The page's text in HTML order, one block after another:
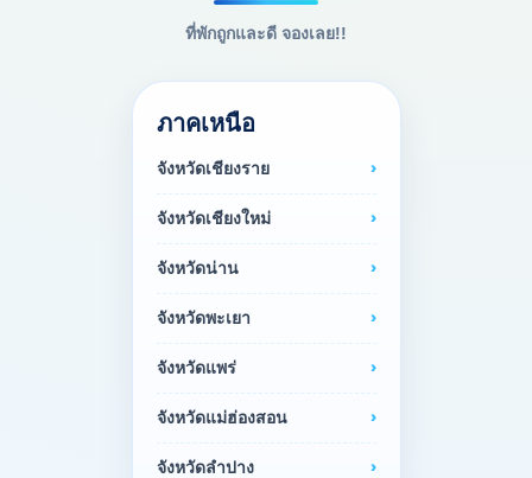
ที่พักถูกและดี จองเลย!!
ภาคเหนือ
จังหวัดเชียงราย
จังหวัดเชียงใหม่
จังหวัดน่าน
จังหวัดพะเยา
จังหวัดแพร่
จังหวัดแม่ฮ่องสอน
จังหวัดลำปาง